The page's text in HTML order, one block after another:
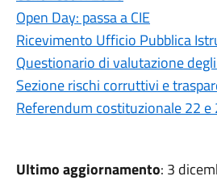
Open Day: passa a CIE
Ricevimento Ufficio Pubblica
Questionario di valutazione
Sezione rischi corruttivi e
Referendum costituzionale 22
Ultimo aggiornamento: 3